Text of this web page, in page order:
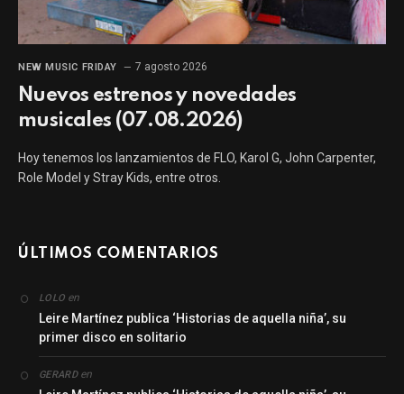
NEW MUSIC FRIDAY 7 agosto 2026
Nuevos estrenos y novedades
musicales (07.08.2026)
Hoy tenemos los lanzamientos de FLO, Karol G, John Carpenter,
Role Model y Stray Kids, entre otros.
ÚLTIMOS COMENTARIOS
LOLO en
Leire Martínez publica ‘Historias de aquella niña’, su
primer disco en solitario
GERARDen